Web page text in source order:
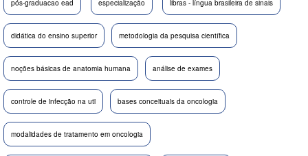
pós-graduacao ead especialização libras - língua brasileira de sinais
didática do ensino superior metodologia da pesquisa científica
noções básicas de anatomia humana análise de exames
controle de infecção na uti bases conceituais da oncologia
modalidades de tratamento em oncologia